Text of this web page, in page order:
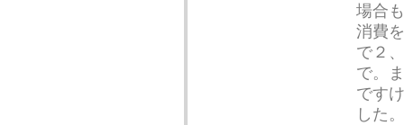
場合
消費
で２
で。
です
した